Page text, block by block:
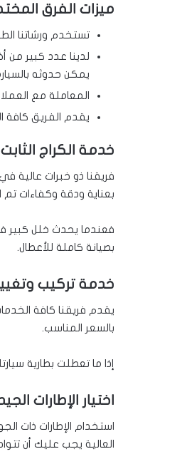
ميزات الفرق
تستخدم ورشاتنا
لدينا عدد كبير
يمكن حدوثه
المعاملة مع
يقدم الفريق كافة
خدمة الكراج الثابت
فريقنا ذو خبرات عالية
بعناية ودقة وكفاءات تم
فعندما يحدث خلل كبير
بصيانة كاملة للأعطال.
خدمة تركيب
يقدم فريقنا كافة
بالسعر المناسب.
إذا ما تعطلت بطارية
اختيار الإطارات
استخدام الإطارات ذات
العالية يجب عليك أن